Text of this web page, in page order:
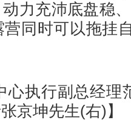
力充沛底盘稳
同时可以拖挂
执行副总经理
京坤先生(右)】